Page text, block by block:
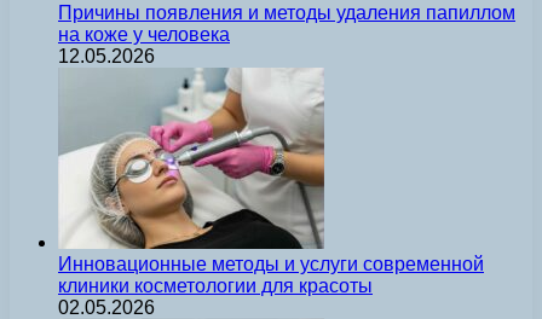
Причины появления и методы удаления папиллом
на коже у человека
12.05.2026
Инновационные методы и услуги современной
клиники косметологии для красоты
02.05.2026